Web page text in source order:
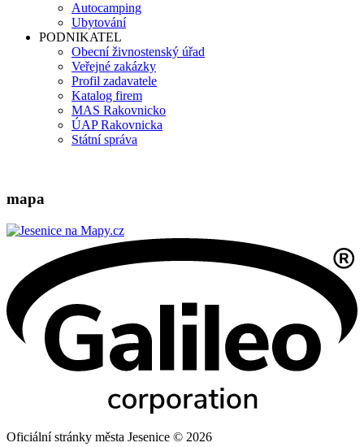
Autocamping
Ubytování
PODNIKATEL
Obecní živnostenský úřad
Veřejné zakázky
Profil zadavatele
Katalog firem
MAS Rakovnicko
ÚAP Rakovnicka
Státní správa
mapa
Oficiální stránky města Jesenice © 2026